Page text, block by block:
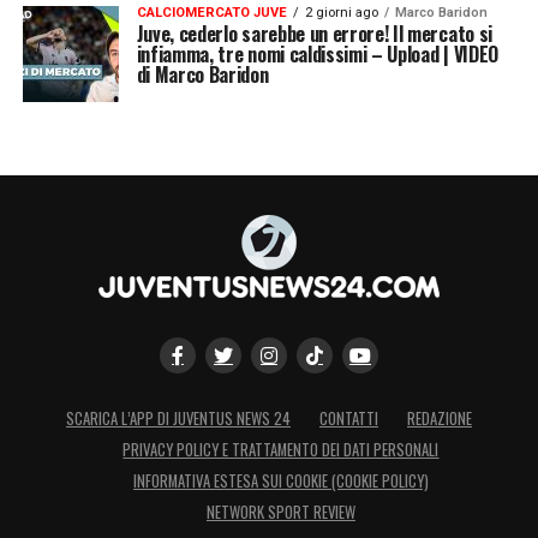
palo difeso da Di Gregorio.
11′ CORNER JUVE – Dopo una bella giocata
difesa del Monza, è Nico Gonzalez che
cerca in profondità Vlahovic e palla che
fininsce in calcio d’angolo.
12′ NICO GONZALEZ VICINO AL GOL –
Ottimo calcio d’angolo dei bianconeri:
respinge Turati e palla che finisce
all’argentino che di testa sfiora il gol!
13′ GOL MCKENNIE – Ottimo calcio
d’angolo di Koopmeiners nel cuore
CALCIOMERCATO JUVE 2 giorni ago Marco Baridon
Juve, cederlo sarebbe un errore! Il mercato si
infiamma, tre nomi caldissimi – Upload | VIDEO
di Marco Baridon
SCARICA L’APP DI JUVENTUS NEWS 24 CONTATTI
REDAZIONE
PRIVACY POLICY E TRATTAMENTO DEI DATI PERSONALI
INFORMATIVA ESTESA SUI COOKIE (COOKIE POLICY)
NETWORK SPORT REVIEW